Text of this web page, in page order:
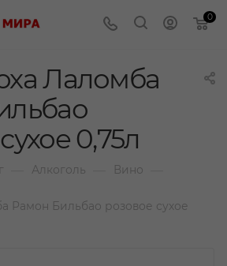
0
Лаломба
0,75л
Алкоголь Вино
Рамон Бильбао розовое сухое